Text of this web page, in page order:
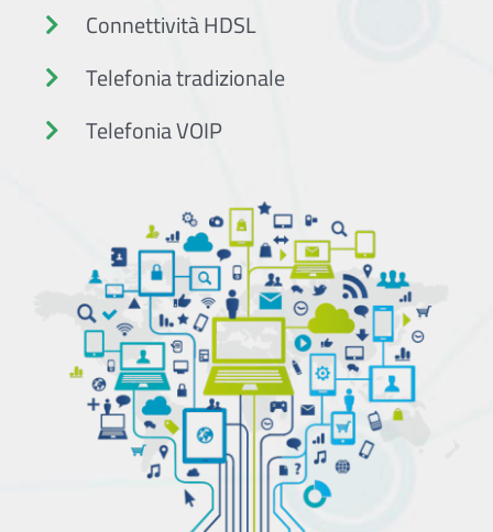
Connettività HDSL
Telefonia tradizionale
Telefonia VOIP